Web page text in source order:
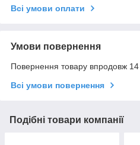
Всі умови оплати
Умови повернення
Повернення товару впродовж 14
Всі умови повернення
Подібні товари компанії